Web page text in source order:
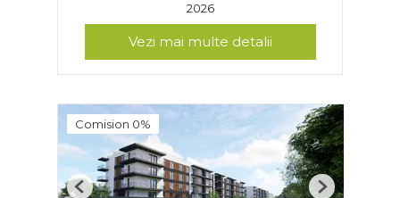
2026
Vezi mai multe detalii
Comision 0%
Previous Next